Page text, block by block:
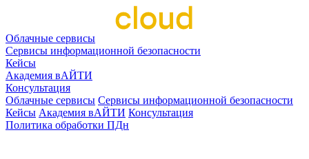
Облачные сервисы
Сервисы информационной безопасности
Кейсы
Академия вАЙТИ
Консультация
Облачные сервисы Сервисы информационной безопасности
Кейсы Академия вАЙТИ Консультация
Политика обработки ПДн